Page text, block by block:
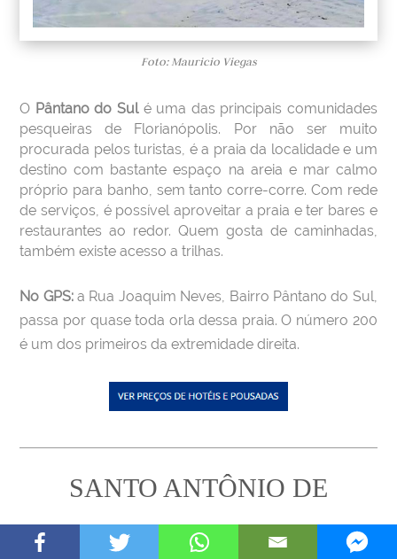
Foto: Mauricio Viegas
O Pântano do Sulé uma das principais comunidades
pesqueiras de Florianópolis. Por não ser muito
procurada pelos turistas, é a praia da localidade e um
destino com bastante espaço na areia e mar calmo
próprio para banho, sem tanto corre-corre. Com rede
de serviços, é possível aproveitar a praia e ter bares e
restaurantes ao redor. Quem gosta de caminhadas,
também existe acesso a trilhas.
No GPS:a Rua Joaquim Neves, Bairro Pântano do Sul,
passa por quase toda orla dessa praia. O número 200
é um dos primeiros da extremidade direita.
SANTO ANTÔNIO DE
LISBOA